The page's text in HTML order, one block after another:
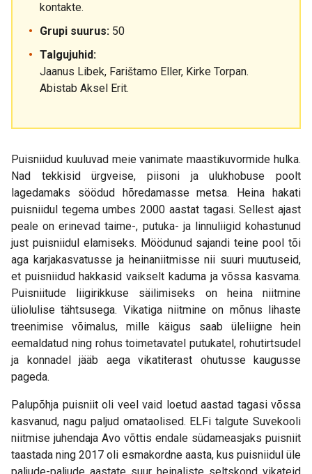
kontakte.
Grupi suurus: 50
Talgujuhid:
Jaanus Libek, Farištamo Eller, Kirke Torpan.
Abistab Aksel Erit.
Puisniidud kuuluvad meie vanimate maastikuvormide hulka.
Nad tekkisid ürgveise, piisoni ja ulukhobuse poolt
lagedamaks söödud hõredamasse metsa. Heina hakati
puisniidul tegema umbes 2000 aastat tagasi. Sellest ajast
peale on erinevad taime-, putuka- ja linnuliigid kohastunud
just puisniidul elamiseks. Möödunud sajandi teine pool tõi
aga karjakasvatusse ja heinaniitmisse nii suuri muutuseid,
et puisniidud hakkasid vaikselt kaduma ja võssa kasvama.
Puisniitude liigirikkuse säilimiseks on heina niitmine
üliolulise tähtsusega. Vikatiga niitmine on mõnus lihaste
treenimise võimalus, mille käigus saab üleliigne hein
eemaldatud ning rohus toimetavatel putukatel, rohutirtsudel
ja konnadel jääb aega vikatiterast ohutusse kaugusse
pageda.
Palupõhja puisniit oli veel vaid loetud aastad tagasi võssa
kasvanud, nagu paljud omataolised. ELFi talgute Suvekooli
niitmise juhendaja Avo võttis endale südameasjaks puisniit
taastada ning 2017 oli esmakordne aasta, kus puisniidul üle